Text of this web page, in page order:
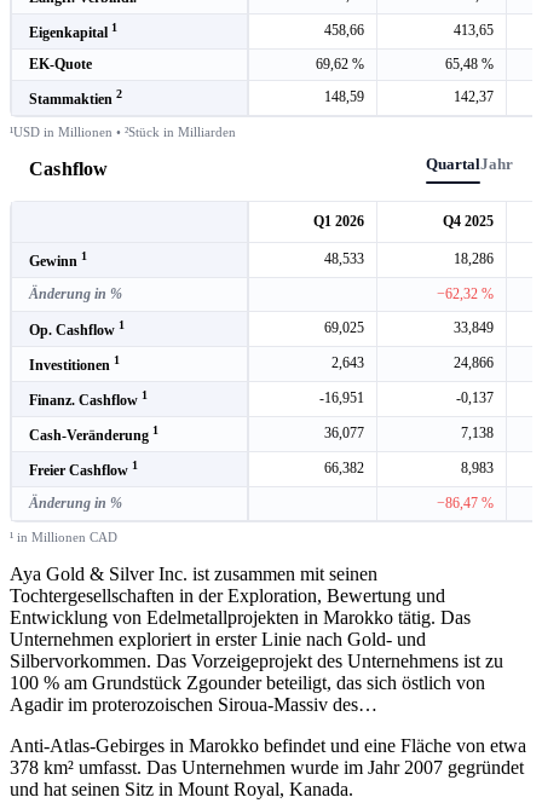
Eigenkapital 1 458,66
413,65
EK-Quote
69,62 % 65,48 %
Stammaktien 2 148,59 142,37
¹USD in Millionen • ²Stück in Milliarden
Cashflow QuartalJahr
Q1 2026 Q4 2025
Gewinn 1 48,533 18,286
Änderung in % −62,32 %
Op. Cashflow 1 69,025 33,849
Investitionen 1 2,643 24,866
Finanz. Cashflow 1 -16,951 -0,137
Cash-Veränderung 1 36,077 7,138
Freier Cashflow 1 66,382 8,983
Änderung in % −86,47 %
¹ in Millionen CAD
Aya Gold & Silver Inc. ist zusammen mit seinen
Tochtergesellschaften in der Exploration, Bewertung und
Entwicklung von Edelmetallprojekten in Marokko tätig. Das
Unternehmen exploriert in erster Linie nach Gold- und
Silbervorkommen. Das Vorzeigeprojekt des Unternehmens ist zu
100 % am Grundstück Zgounder beteiligt, das sich östlich von
Agadir im proterozoischen Siroua-Massiv des…
Anti-Atlas-Gebirges in Marokko befindet und eine Fläche von etwa
378 km² umfasst. Das Unternehmen wurde im Jahr 2007 gegründet
und hat seinen Sitz in Mount Royal, Kanada.